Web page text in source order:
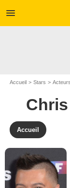
menu
Accueil Stars Acteurs
Accueil